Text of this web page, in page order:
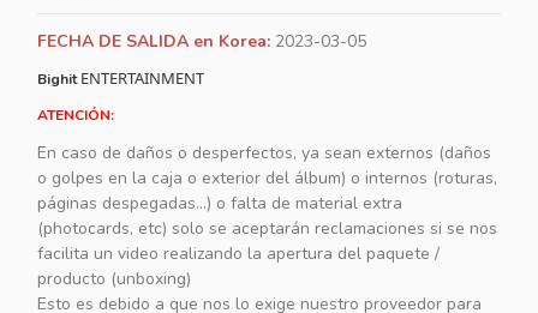
FECHA DE SALIDA en Korea: 2023-03-05
BighitENTERTAINMENT
ATENCIÓN:
En caso de daños o desperfectos, ya sean externos (daños
o golpes en la caja o exterior del álbum) o internos (roturas,
páginas despegadas...) o falta de material extra
(photocards, etc) solo se aceptarán reclamaciones si se nos
facilita un video realizando la apertura del paquete /
producto (unboxing)
Esto es debido a que nos lo exige nuestro proveedor para